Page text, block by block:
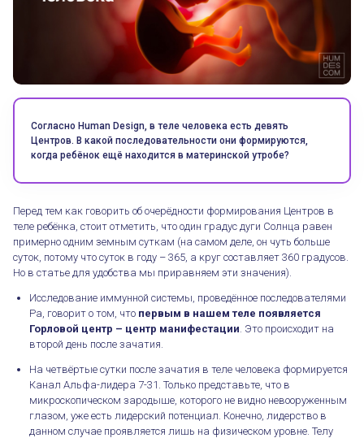
Согласно Human Design, в теле человека есть девять
Центров. В какой последовательности они формируются,
когда ребёнок ещё находится в материнской утробе?
Перед тем как говорить об очерёдности формирования Центров в
теле ребёнка, стоит отметить, что один градус дуги Солнца равен
примерно одним земным суткам (на самом деле, он чуть больше
суток, потому что суток в году – 365, а круг составляет 360 градусов.
Но в статье для удобства мы приравняем эти значения).
Исследование иммунной системы, проведённое последователями
Ра, говорит о том, что первым в нашем теле появляется
Горловой центр – центр манифестации . Это происходит на
второй день после зачатия.
На четвёртые сутки после зачатия в теле человека формируется
Канал Альфа-лидера 7-31. Только представьте, что в
микроскопическом зародыше, которого не видно невооруженным
глазом, уже есть лидерский потенциал. Конечно, лидерство в
данном случае проявляется лишь на физическом уровне. Телу